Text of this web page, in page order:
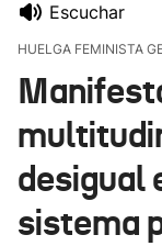
Escuchar
HUELGA FEMINISTA
desigual
sistema